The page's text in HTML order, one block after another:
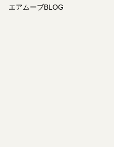
エアムーブBLOG